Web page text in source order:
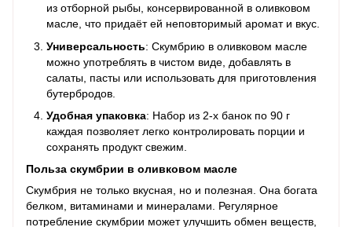
из отборной рыбы, консервированной в оливковом
масле, что придаёт ей неповторимый аромат и вкус.
Универсальность: Скумбрию в оливковом масле
можно употреблять в чистом виде, добавлять в
салаты, пасты или использовать для приготовления
бутербродов.
Удобная упаковка: Набор из 2-х банок по 90 г
каждая позволяет легко контролировать порции и
сохранять продукт свежим.
Польза скумбрии в оливковом масле
Скумбрия не только вкусная, но и полезная. Она богата
белком, витаминами и минералами. Регулярное
потребление скумбрии может улучшить обмен веществ,